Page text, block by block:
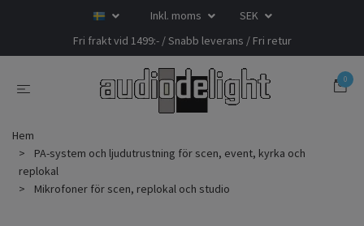
Inkl. moms
SEK
Fri frakt vid 1499:- / Snabb leverans / Fri retur
0
Hem
PA-system och ljudutrustning för scen, event, kyrka och
replokal
Mikrofoner för scen, replokal och studio